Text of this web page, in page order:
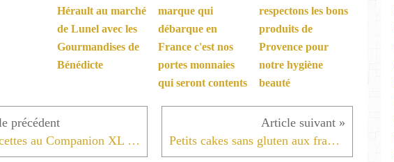
Hérault au marché
de Lunel avec les
Gourmandises de
Bénédicte
marque qui
débarque en
France c'est nos
portes monnaies
qui seront contents
respectons les bons
produits de
Provence pour
notre hygiène
beauté
Mes recettes au Companion XL Connecté ( Moulinex). Petits cakes sans gluten aux framboises et vanille au cake factory.